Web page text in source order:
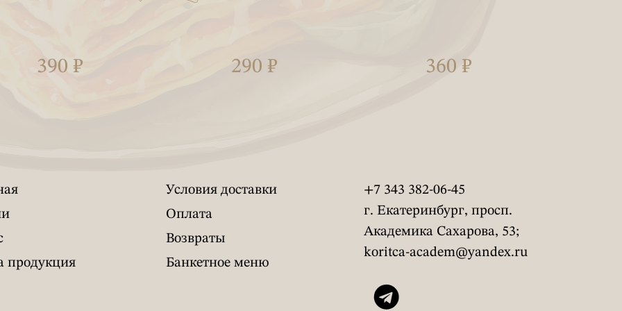
390 ₽ 290 ₽ 360 ₽
продукция
Условия доставки
Оплата
Возвраты
Банкетное меню
+7 343 382-06-45
г. Екатеринбург, просп.
Академика Сахарова, 53;
koritca-academ@yandex.ru